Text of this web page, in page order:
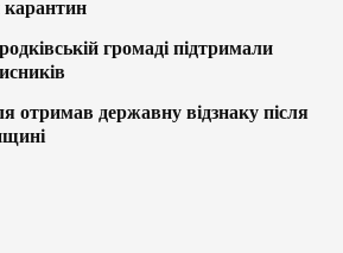
карантин
громаді підтримали
отримав державну відзнаку після